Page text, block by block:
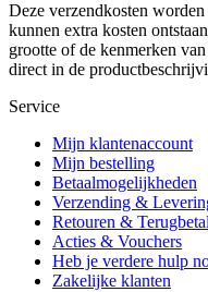
Deze verzendkosten
kunnen extra kosten
grootte of de kenmerken
direct in de
Service
Mijn klantenaccount
Mijn bestelling
Betaalmogelijkheden
Verzending &
Retouren &
Acties & Vouchers
Heb je verdere hulp
Zakelijke klanten